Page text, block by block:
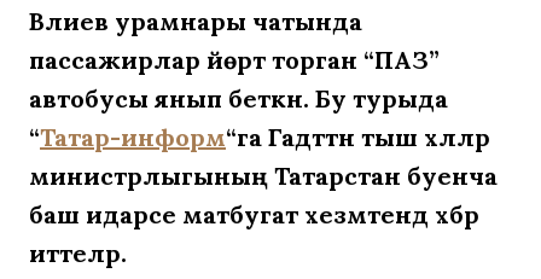
Вәлиев урамнары чатында
пассажирлар йөртә торган “ПАЗ”
автобусы янып беткән. Бу турыда
“Татар-информ“га Гадәттән тыш хәлләр
министрлыгының Татарстан буенча
баш идарәсе матбугат хезмәтендә хәбәр
иттеләр.